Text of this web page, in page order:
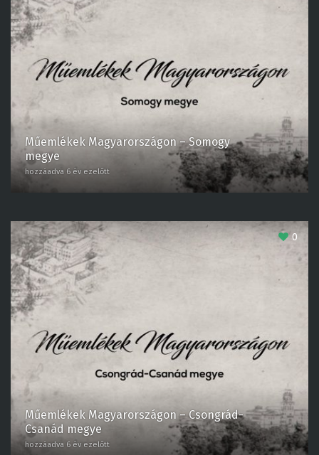
Műemlékek Magyarországon – Somogy
megye
hozzáadva 6 év ezelőtt
0
Műemlékek Magyarországon – Csongrád-
Csanád megye
hozzáadva 6 év ezelőtt